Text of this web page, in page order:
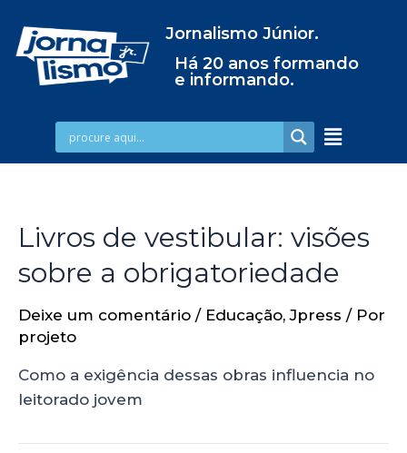
Jornalismo Júnior.
Há 20 anos formando
e informando.
Livros de vestibular: visões
sobre a obrigatoriedade
Deixe um comentário / Educação,Jpress / Por
projeto
Como a exigência dessas obras influencia no
leitorado jovem